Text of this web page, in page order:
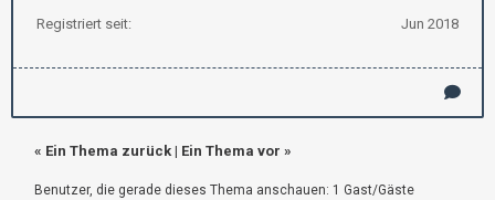
Registriert seit: Jun 2018
« Ein Thema zurück | Ein Thema vor »
Benutzer, die gerade dieses Thema anschauen: 1 Gast/Gäste